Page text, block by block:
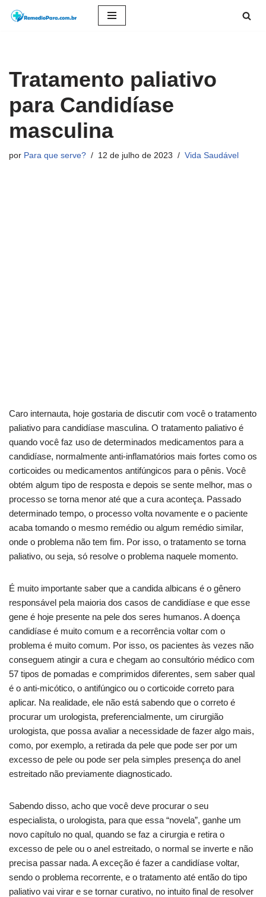
conteúdo
Tratamento paliativo
para Candidíase
masculina
por Para que serve? 12 de julho de 2023 Vida Saudável
Caro internauta, hoje gostaria de discutir com você o tratamento
paliativo para candidíase masculina. O tratamento paliativo é
quando você faz uso de determinados medicamentos para a
candidíase, normalmente anti-inflamatórios mais fortes como os
corticoides ou medicamentos antifúngicos para o pênis. Você
obtém algum tipo de resposta e depois se sente melhor, mas o
processo se torna menor até que a cura aconteça. Passado
determinado tempo, o processo volta novamente e o paciente
acaba tomando o mesmo remédio ou algum remédio similar,
onde o problema não tem fim. Por isso, o tratamento se torna
paliativo, ou seja, só resolve o problema naquele momento.
É muito importante saber que a candida albicans é o gênero
responsável pela maioria dos casos de candidíase e que esse
gene é hoje presente na pele dos seres humanos. A doença
candidíase é muito comum e a recorrência voltar com o
problema é muito comum. Por isso, os pacientes às vezes não
conseguem atingir a cura e chegam ao consultório médico com
57 tipos de pomadas e comprimidos diferentes, sem saber qual
é o anti-micótico, o antifúngico ou o corticoide correto para
aplicar. Na realidade, ele não está sabendo que o correto é
procurar um urologista, preferencialmente, um cirurgião
urologista, que possa avaliar a necessidade de fazer algo mais,
como, por exemplo, a retirada da pele que pode ser por um
excesso de pele ou pode ser pela simples presença do anel
estreitado não previamente diagnosticado.
Sabendo disso, acho que você deve procurar o seu
especialista, o urologista, para que essa “novela”, ganhe um
novo capítulo no qual, quando se faz a cirurgia e retira o
excesso de pele ou o anel estreitado, o normal se inverte e não
precisa passar nada. A exceção é fazer a candidíase voltar,
sendo o problema recorrente, e o tratamento até então do tipo
paliativo vai virar e se tornar curativo, no intuito final de resolver